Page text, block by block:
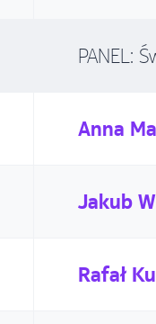
PANEL:
Anna
Jakub
Rafał